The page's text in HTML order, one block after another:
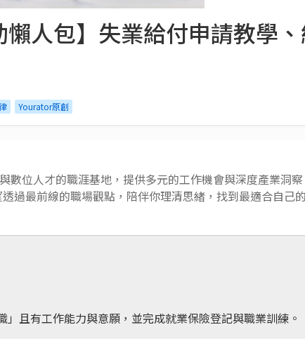
懶人包】失業給付申請教學
Yourator原創
數位人才的職涯基地，提供多元的工作機會與深度產業洞察
過最前線的職場觀點，陪伴你理清思緒，找到最適合自己
」且有工作能力與意願，並完成就業保險登記與職業訓練。